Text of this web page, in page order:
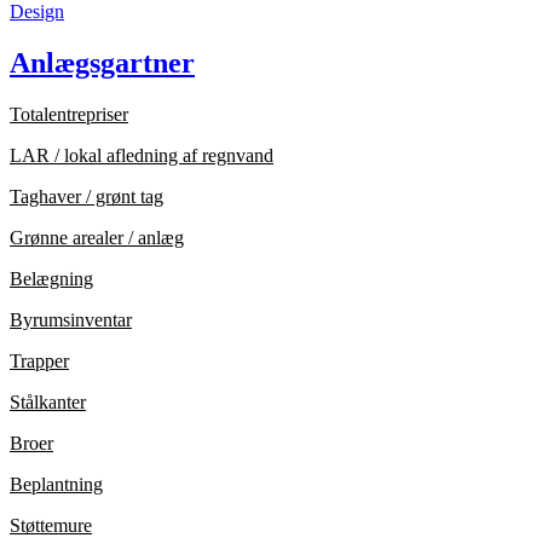
Design
Anlægsgartner
Totalentrepriser
LAR / lokal afledning af regnvand
Taghaver / grønt tag
Grønne arealer / anlæg
Belægning
Byrumsinventar
Trapper
Stålkanter
Broer
Beplantning
Støttemure